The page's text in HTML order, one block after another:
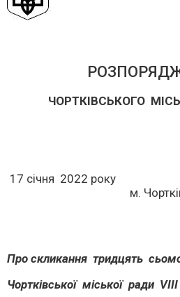
ЧОРТКІВСЬКОГО
17 січня
м.
№ 7 –
Про скликання тридцять
Чортківської міської ради V